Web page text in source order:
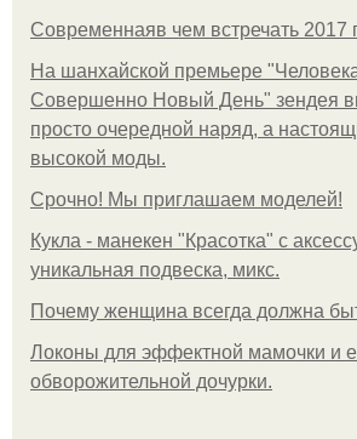
Современнаяв чем встречать 2017
На шанхайской премьере
Совершенно Новый День" зендея
просто очередной наряд, а
высокой моды.
Срочно! Мы приглашаем моделей!
Кукла - манекен "Красотка" с
уникальная подвеска, микс.
Почему женщина всегда должна
Локоны для эффектной мамочки и
обворожительной дочурки.